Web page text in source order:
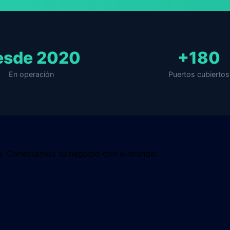
2020
En operación
+180
Puertos cubiertos
Conectamos tu negocio con el mundo.